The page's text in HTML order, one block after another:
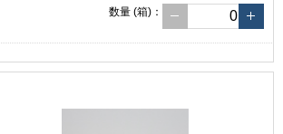
数量 (箱) ：